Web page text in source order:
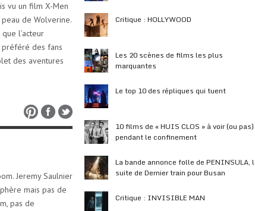
vu un film X-Men
peau de Wolverine.
l’acteur
préféré des fans
des aventures
Jeremy Saulnier
mais pas de
pas de
Critique : HOLLYWOOD
Les 20 scènes de films les plus
marquantes
Le top 10 des répliques qui tuent
10 films de « HUIS CLOS » à voir (ou pas)
pendant le confinement
La bande annonce folle de PENINSULA,
suite de Dernier train pour Busan
Critique : INVISIBLE MAN